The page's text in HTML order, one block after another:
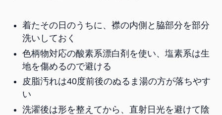
着たその日のうちに、襟の内側と脇部分を部分
洗いしておく
色柄物対応の酸素系漂白剤を使い、塩素系は生
地を傷めるので避ける
皮脂汚れは40度前後のぬるま湯の方が落ちやす
い
洗濯後は形を整えてから、直射日光を避けて陰